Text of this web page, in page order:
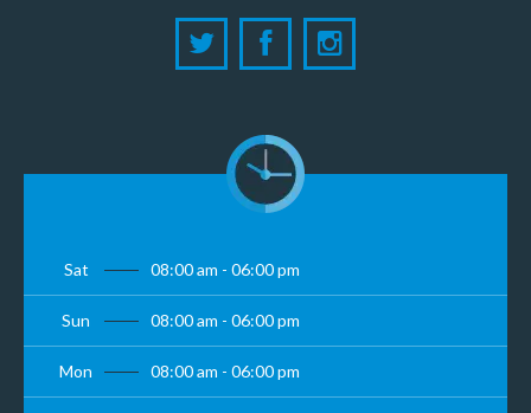
Sat 08:00 am - 06:00 pm
Sun 08:00 am - 06:00 pm
Mon 08:00 am - 06:00 pm